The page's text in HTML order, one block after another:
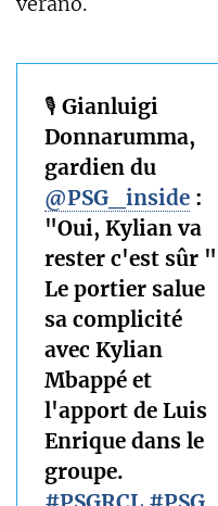
🎙️ Gianluigi
Donnarumma,
gardien du
@PSG_inside :
"Oui, Kylian va
rester c'est sûr "
Le portier salue
sa complicité
avec Kylian
Mbappé et
l'apport de Luis
Enrique dans le
groupe.